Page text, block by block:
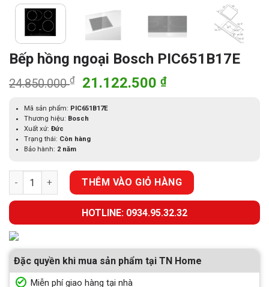
Bếp hồng ngoại Bosch PIC651B17E
24.850.000₫
Giá
là:
24.850.000 ₫.
21.122.500 ₫Giá
Mã sản phẩm: PIC651B17E
Thương hiệu: Bosch
Xuất xứ: Đức
Trạng thái: Còn hàng
Bảo hành: 2 năm
Bếp hồng ngoại Bosch PIC651B17E số lượng
THÊM VÀO GIỎ HÀNG
HOTLINE: 0934.95.32.32
Đặc quyền khi mua sản phẩm tại TN Home
Miễn phí giao hàng tại nhà